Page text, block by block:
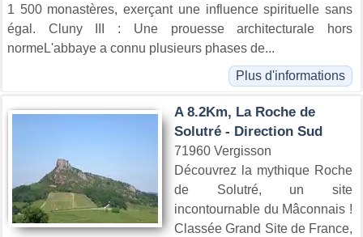
1 500 monastères, exerçant une influence spirituelle sans
égal. Cluny III : Une prouesse architecturale hors
normeL'abbaye a connu plusieurs phases de...
Plus d'informations
A 8.2Km, La Roche de
Solutré - Direction Sud
71960 Vergisson
Découvrez la mythique Roche
de Solutré, un site
incontournable du Mâconnais !
Classée Grand Site de France,